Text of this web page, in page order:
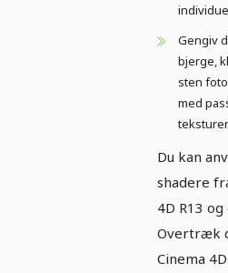
Gengiv
bjerge,
sten
med
Du kan
shadere
4D R13 og
Overtræk
Cinema